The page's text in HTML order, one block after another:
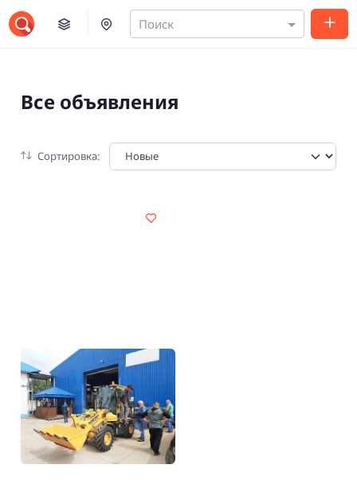
Поиск
Все объявления
Сортировка:
65 000 р.
Фронтальный
погрузчик
Минск, Любой